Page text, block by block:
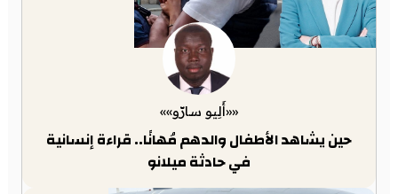
««أَلِيو سارّو»»
حين يشاهد الأطفال والدهم مُهانًا.. قراءة إنسانية
في حادثة ميلانو